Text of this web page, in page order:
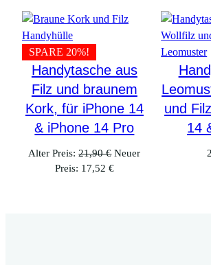
SPARE 20%!
Handytasche aus
Filz und braunem
Kork, für iPhone 14
& iPhone 14 Pro
Alter Preis: 21,90€ Ursprünglicher
Preis
Neuer
Preis: 17,52 €Aktueller
und
14